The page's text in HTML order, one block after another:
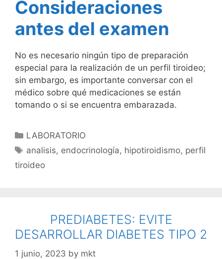
Consideraciones
antes del examen
No es necesario ningún tipo de preparación
especial para la realización de un perfil tiroideo;
sin embargo, es importante conversar con el
médico sobre qué medicaciones se están
tomando o si se encuentra embarazada.
LABORATORIO
analisis, endocrinología, hipotiroidismo, perfil
tiroideo
PREDIABETES: EVITE
DESARROLLAR DIABETES TIPO 2
1 junio, 2023 by mkt